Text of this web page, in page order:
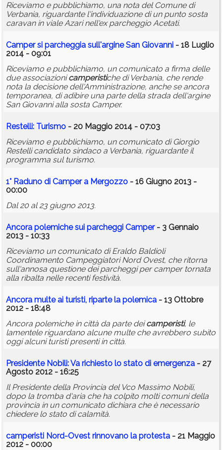
Riceviamo e pubblichiamo, una nota del Comune di
Verbania, riguardante l'individuazione di un punto sosta
caravan in viale Azari nell'ex parcheggio Acetati.
Camper si parcheggia sull'argine San Giovanni - 18 Luglio
2014 - 09:01
Riceviamo e pubblichiamo, un comunicato a firma delle
due associazionicamperistiche di Verbania, che rende
nota la decisione dell'Amministrazione, anche se ancora
temporanea, di adibire una parte della strada dell'argine
San Giovanni alla sosta Camper.
Restelli: Turismo - 20 Maggio 2014 - 07:03
Riceviamo e pubblichiamo, un comunicato di Giorgio
Restelli candidato sindaco a Verbania, riguardante il
programma sul turismo.
1° Raduno di Camper a Mergozzo - 16 Giugno 2013 -
00:00
Dal 20 al 23 giugno 2013.
Ancora polemiche sui parcheggi Camper- 3 Gennaio
2013 - 10:33
Riceviamo un comunicato di Eraldo Baldioli
Coordinamento Campeggiatori Nord Ovest, che ritorna
sull'annosa questione dei parcheggi per camper tornata
alla ribalta nelle recenti festività.
Ancora multe ai turisti, riparte la polemica - 13 Ottobre
2012 - 18:48
Ancora polemiche in città da parte deicamperisti, le
lamentele riguardano alcune multe che avrebbero subito
oggi alcuni turisti presenti in città.
Presidente Nobili: Va richiesto lo stato di emergenza - 27
Agosto 2012 - 16:25
Il Presidente della Provincia del Vco Massimo Nobili,
dopo la tromba d'aria che ha colpito molti comuni della
provincia in un comunicato dichiara che è necessario
chiedere lo stato di calamità.
camperisti Nord-Ovest rinnovano la protesta - 21 Maggio
2012 - 00:00